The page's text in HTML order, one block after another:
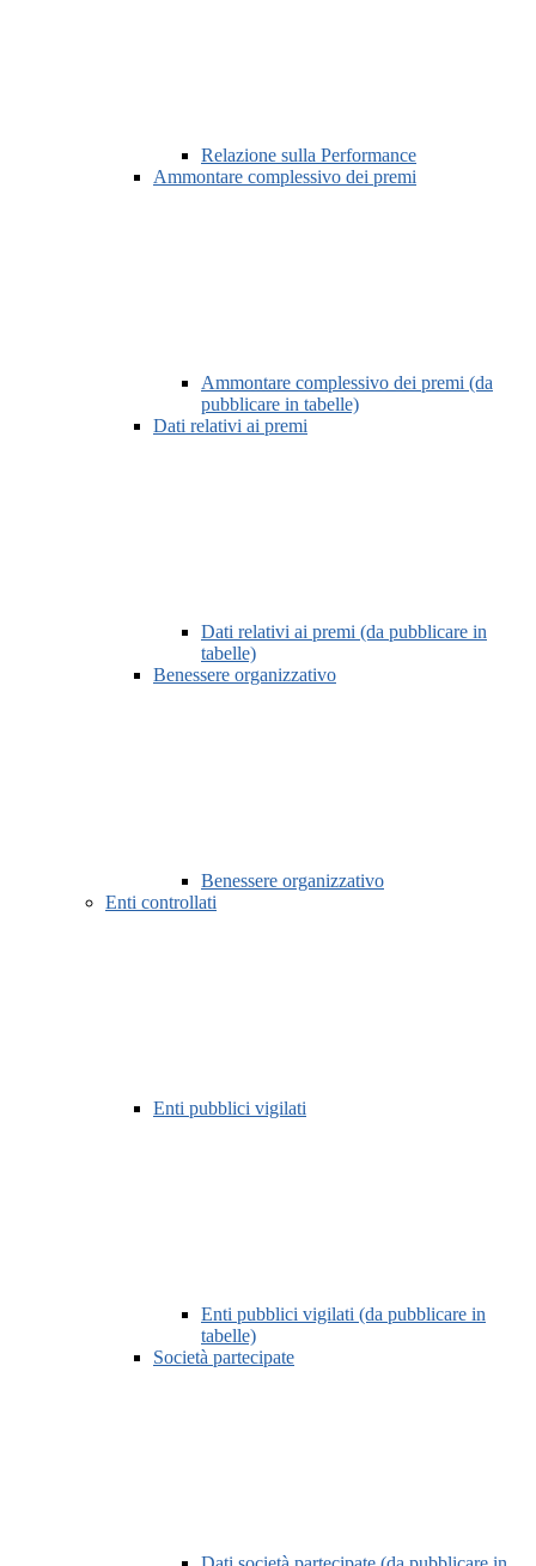
Relazione sulla Performance
Ammontare complessivo dei premi
Ammontare complessivo dei premi (da
pubblicare in tabelle)
Dati relativi ai premi
Dati relativi ai premi (da pubblicare in
tabelle)
Benessere organizzativo
Benessere organizzativo
Enti controllati
Enti pubblici vigilati
Enti pubblici vigilati (da pubblicare in
tabelle)
Società partecipate